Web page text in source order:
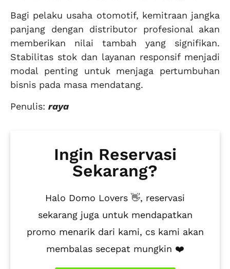
Bagi pelaku usaha otomotif, kemitraan jangka
panjang dengan distributor profesional akan
memberikan nilai tambah yang signifikan.
Stabilitas stok dan layanan responsif menjadi
modal penting untuk menjaga pertumbuhan
bisnis pada masa mendatang.
Penulis: raya
Ingin Reservasi
Sekarang?
Halo Domo Lovers 👋, reservasi
sekarang juga untuk mendapatkan
promo menarik dari kami, cs kami akan
membalas secepat mungkin ❤️